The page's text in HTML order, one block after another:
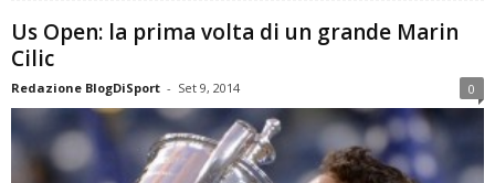
Us Open: la prima volta di un grande Marin
Cilic
Redazione BlogDiSport - Set 9, 2014 0